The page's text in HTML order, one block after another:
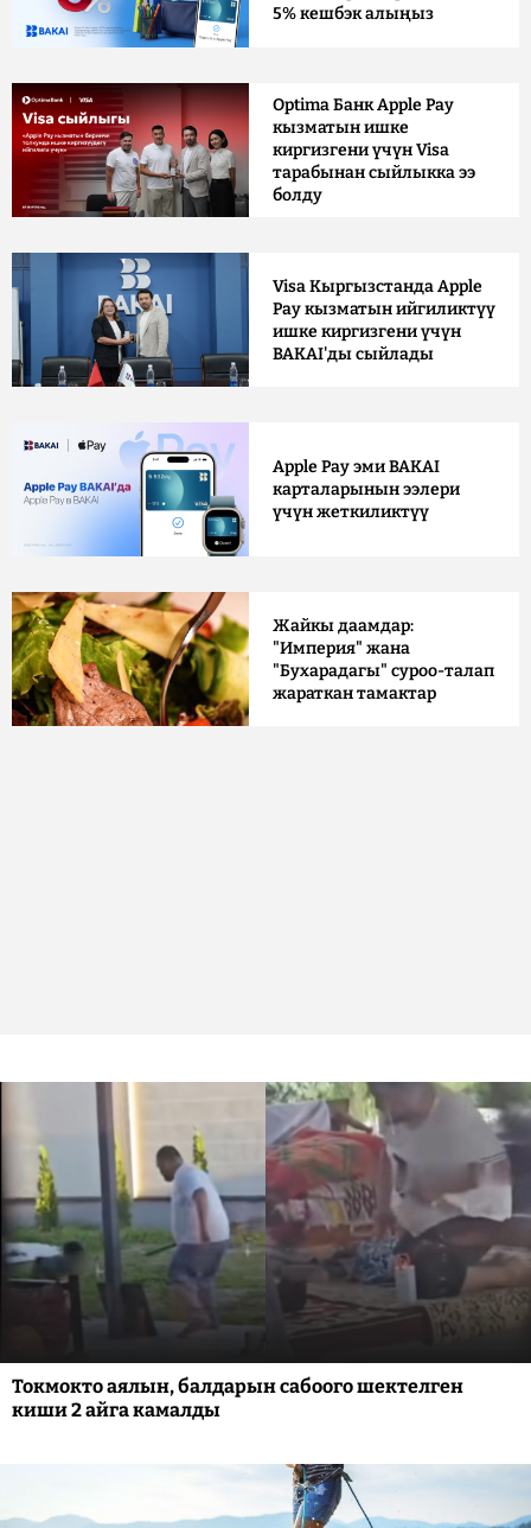
5% кешбэк алыңыз
Optima Банк Apple Pay
кызматын ишке
киргизгени үчүн Visa
тарабынан сыйлыкка ээ
болду
Visa Кыргызстанда Apple
Pay кызматын ийгиликтүү
ишке киргизгени үчүн
BAKAI'ды сыйлады
Apple Pay эми BAKAI
карталарынын ээлери
үчүн жеткиликтүү
Жайкы даамдар:
"Империя" жана
"Бухарадагы" суроо-талап
жараткан тамактар
Токмокто аялын, балдарын сабоого шектелген
киши 2 айга камалды